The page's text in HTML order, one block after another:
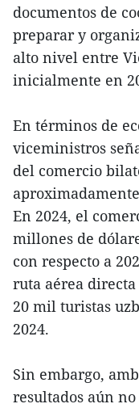
documentos de
preparar y
alto nivel entre
inicialmente en
En términos de
viceministros
del comercio
En 2024, el
millones de
con respecto a
ruta aérea directa
20 mil turistas
2024.
Sin embargo,
resultados aún